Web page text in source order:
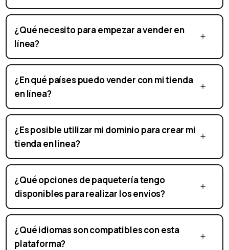
¿Qué necesito para empezar a vender en
línea?
¿En qué países puedo vender con mi tienda
en línea?
¿Es posible utilizar mi dominio para crear mi
tienda en línea?
¿Qué opciones de paquetería tengo
disponibles para realizar los envíos?
¿Qué idiomas son compatibles con esta
plataforma?